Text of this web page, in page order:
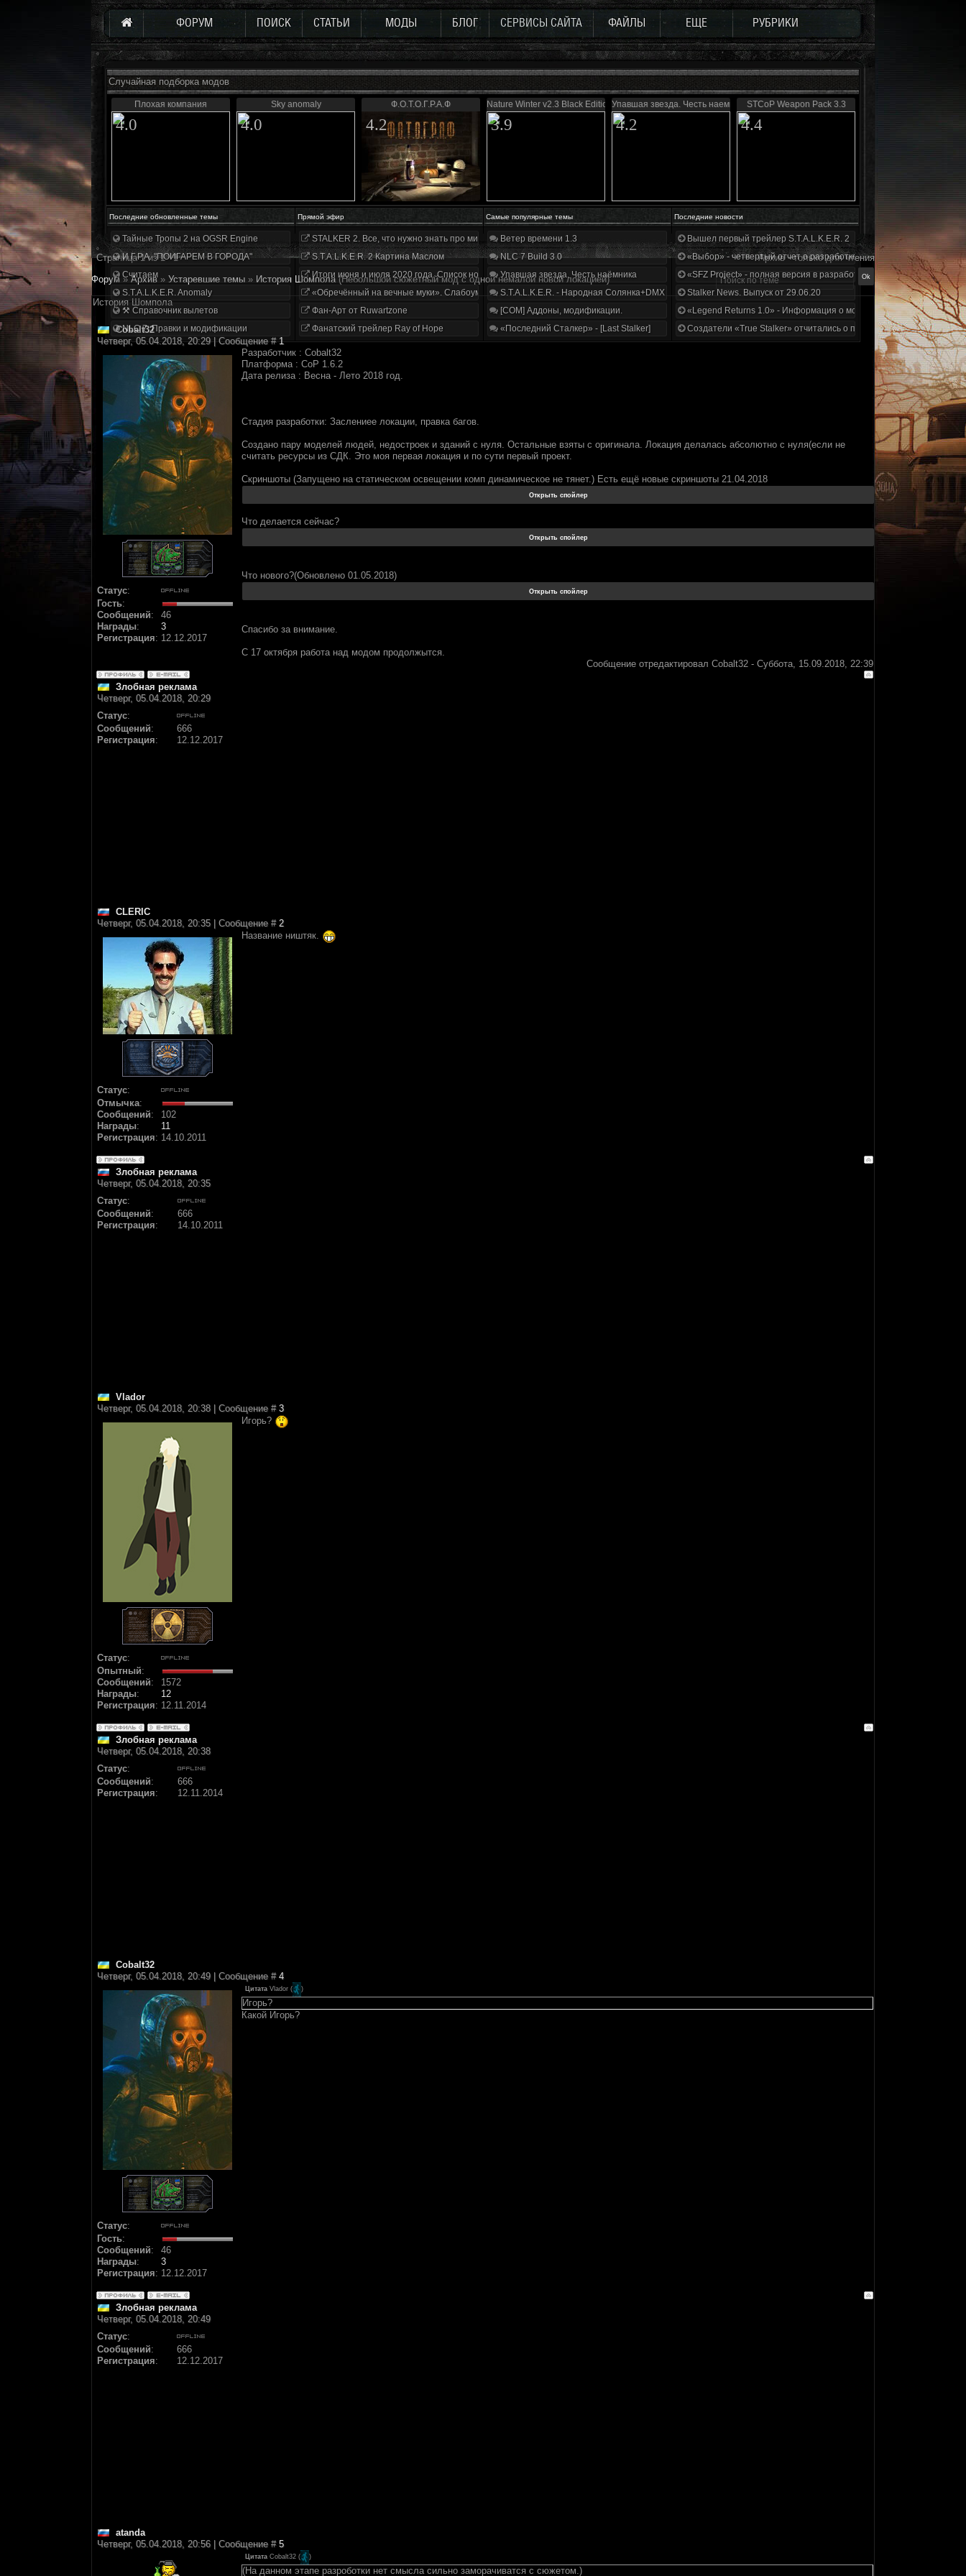
ФОРУМ ПОИСК СТАТЬИ МОДЫ БЛОГ СЕРВИСЫ САЙТА ФАЙЛЫ ЕЩЕ РУБРИКИ
Случайная подборка модов
Плохая компания
4.0
Sky anomaly
4.0
Ф.О.Т.О.Г.Р.А.Ф
4.2
Nature Winter v2.3 Black Edition
3.9
Упавшая звезда. Честь наемника
4.2
STCoP Weapon Pack 3.3
4.4
Последние обновленные темы Прямой эфир Самые популярные темы Последние новости
Тайные Тропы 2 на OGSR Engine
И.Г.Р.А. "ПОИГАРЕМ В ГОРОДА"
Считаем
S.T.A.L.K.E.R. Anomaly
⚒ Справочник вылетов
NLC 7. Правки и модификации
STALKER 2. Все, что нужно знать про мир, геймплей и сюжет | Разбор трейлера
S.T.A.L.K.E.R. 2 Картина Маслом
Итоги июня и июля 2020 года. Список нововведений
«Обречённый на вечные муки». Слабоумие и отвага
Фан-Арт от Ruwartzone
Фанатский трейлер Ray of Hope
Ветер времени 1.3
NLC 7 Build 3.0
Упавшая звезда. Честь наёмника
S.T.A.L.K.E.R. - Народная Солянка+DMX 1.3.5.ООП.МА.К.
[COM] Аддоны, модификации.
«Последний Сталкер» - [Last Stalker]
Вышел первый трейлер S.T.A.L.K.E.R. 2
«Выбор» - четвертый отчет о разработке!
«SFZ Project» - полная версия в разработке!
Stalker News. Выпуск от 29.06.20
«Legend Returns 1.0» - Информация о моде за июнь 2020
Создатели «True Stalker» отчитались о проделанной работе
Страница1из1 1
Архив - только для чтения
Форум » Архив » Устаревшие темы » История Шомпола (Небольшой сюжетный мод с одной немалой новой локацией)
История Шомпола
Cobalt32
Четверг, 05.04.2018, 20:29 | Сообщение #1
Статус:
Гость:
Сообщений:
46
Награды:
3
Регистрация: 12.12.2017
Разработчик : Cobalt32
Платформа : CoP 1.6.2
Дата релиза : Весна - Лето 2018 год.
Стадия разработки: Заслениее локации, правка багов.
Создано пару моделей людей, недостроек и зданий с нуля. Остальные взяты с оригинала. Локация делалась абсолютно с нуля(если не
считать ресурсы из СДК. Это моя первая локация и по сути первый проект.
Скриншоты (Запущено на статическом освещении комп динамическое не тянет.) Есть ещё новые скриншоты 21.04.2018
Что делается сейчас?
Что нового?(Обновлено 01.05.2018)
Спасибо за внимание.
С 17 октября работа над модом продолжытся.
Сообщение отредактировал Cobalt32 - Суббота, 15.09.2018, 22:39
Злобная реклама
Четверг, 05.04.2018, 20:29
Статус:
Сообщений:
666
Регистрация: 12.12.2017
CLERIC
Четверг, 05.04.2018, 20:35 | Сообщение # 2
Статус:
Отмычка:
Сообщений:
102
Награды:
11
Регистрация: 14.10.2011
Название ништяк.
Злобная реклама
Четверг, 05.04.2018, 20:35
Статус:
Сообщений:
666
Регистрация: 14.10.2011
Vlador
Четверг, 05.04.2018, 20:38 | Сообщение # 3
Статус:
Опытный:
Сообщений:
1572
Награды:
12
Регистрация: 12.11.2014
Игорь?
Злобная реклама
Четверг, 05.04.2018, 20:38
Статус:
Сообщений:
666
Регистрация: 12.11.2014
Cobalt32
Четверг, 05.04.2018, 20:49 | Сообщение # 4
Статус:
Гость:
Сообщений:
46
Награды:
3
Регистрация: 12.12.2017
Цитата Vlador ( )
Игорь?
Какой Игорь?
Злобная реклама
Четверг, 05.04.2018, 20:49
Статус:
Сообщений:
666
Регистрация: 12.12.2017
atanda
Четверг, 05.04.2018, 20:56 | Сообщение # 5
Цитата Cobalt32 ( )
(На данном этапе разроботки нет смысла сильно заморачиватся с сюжетом.)